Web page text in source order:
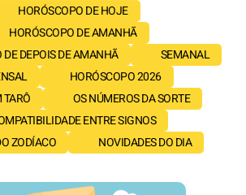
HORÓSCOPO DE HOJE
HORÓSCOPO DE AMANHÃ
DE DEPOIS DE AMANHÃ
SEMANAL
HORÓSCOPO 2026
OS NÚMEROS DA SORTE
ENTRE SIGNOS
ZODÍACO
NOVIDADES DO DIA